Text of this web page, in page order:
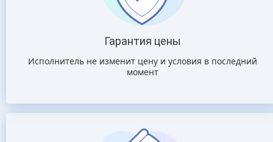
Гарантия цены
Исполнитель не изменит цену и условия в последний
момент